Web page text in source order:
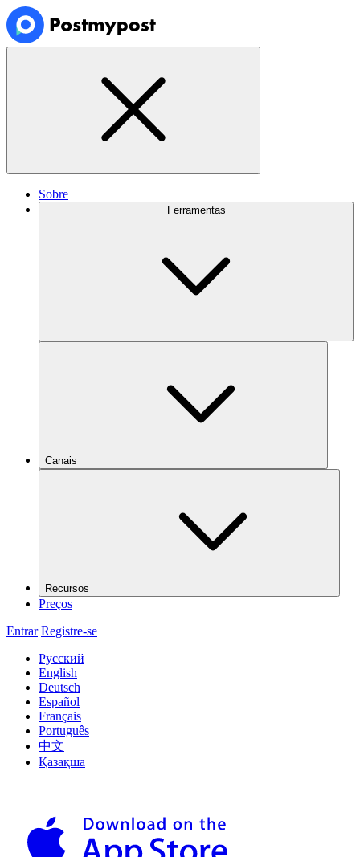
Sobre
Ferramentas
Canais
Recursos
Preços
Entrar Registre-se
Русский
English
Deutsch
Español
Français
Português
中文
Қазақша